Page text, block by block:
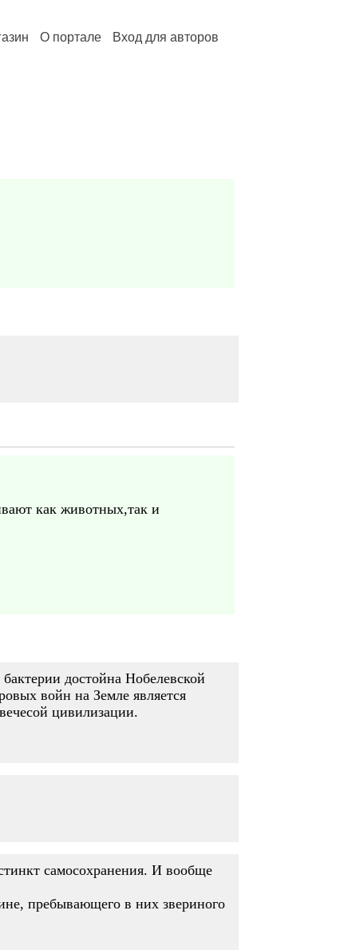
О портале Вход для авторов
как животных,так и
достойна Нобелевской
войн на Земле является
цивилизации.
самосохранения. И вообще
пребывающего в них звериного